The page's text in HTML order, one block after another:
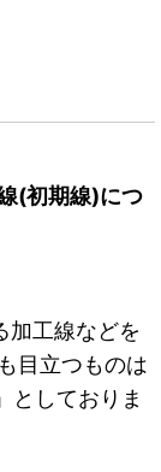
(初期線)につ
加工線などを
目立つものは
としておりま